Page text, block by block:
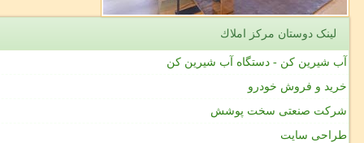
لینک دوستان مركز املاك
آب شیرین کن - دستگاه آب شیرین کن
خرید و فروش خودرو
شرکت صنعتی سخت پوشش
طراحی سایت